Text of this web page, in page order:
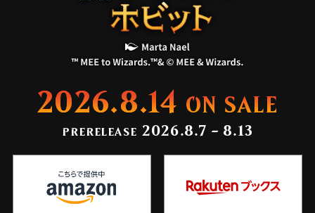
2026.8.14 ON SALE
PRERELEASE 2026.8.7 - 8.13